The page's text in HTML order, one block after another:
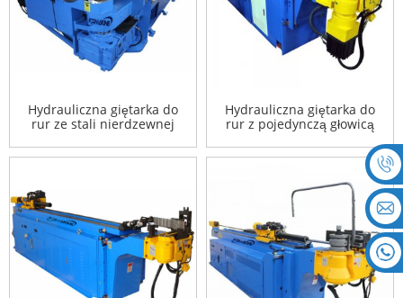
Hydrauliczna giętarka do
rur ze stali nierdzewnej
Hydrauliczna giętarka do
rur z pojedynczą głowicą